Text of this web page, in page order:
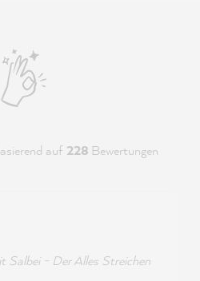
auf 228 Bewertungen
Salbei - Der Alles Streichen